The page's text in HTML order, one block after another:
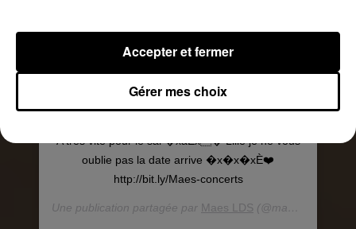
A très vite pour le sal �xaÈx� Lille je ne vous
oublie pas la date arrive �x�x�xÈ❤️
http://bit.ly/Maes-concerts
Une publication partagée par Maes LDS (@maes_packm) le
Gérer mes choix
Accepter et fermer